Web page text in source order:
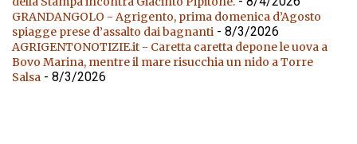
GRANDANGOLO - Agrigento, prima domenica d’Agosto
spiagge prese d’assalto dai bagnanti - 8/3/2026
AGRIGENTONOTIZIE.it - Caretta caretta depone le uova a
Bovo Marina, mentre il mare risucchia un nido a Torre
Salsa - 8/3/2026